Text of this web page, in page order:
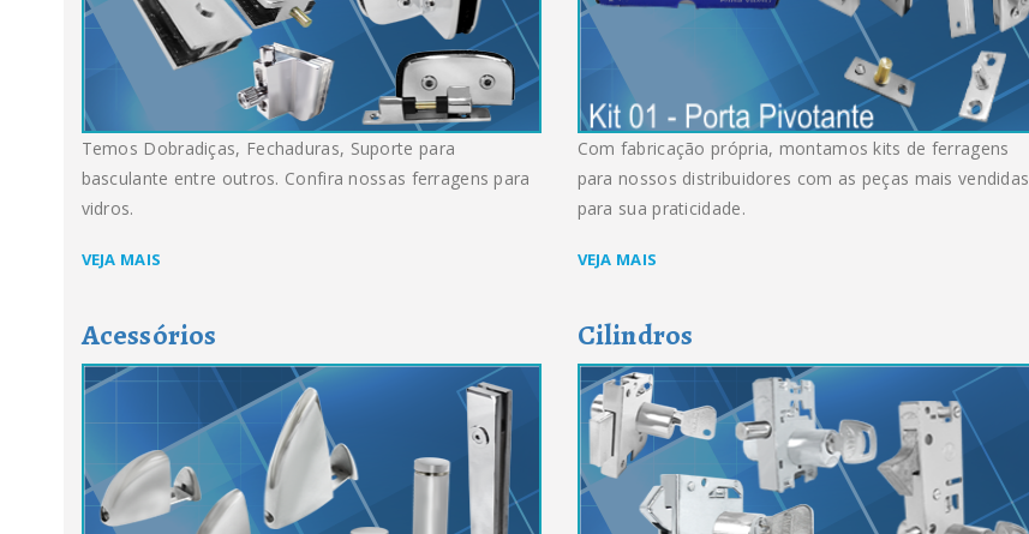
Temos Dobradiças, Fechaduras, Suporte para
basculante entre outros. Confira nossas ferragens para
vidros.
VEJA MAIS
Com fabricação própria, montamos kits de ferragens
para nossos distribuidores com as peças mais vendidas
para sua praticidade.
VEJA MAIS
Acessórios Cilindros